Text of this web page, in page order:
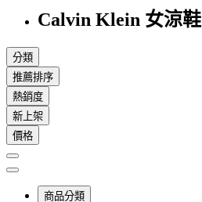
Calvin Klein 女涼鞋
分類
推薦排序
熱銷度
新上架
價格
商品分類